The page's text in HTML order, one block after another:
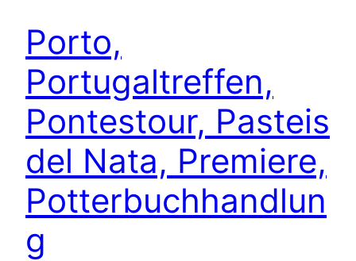
Porto,
Portugaltreffen,
Pontestour, Pasteis
del Nata, Premiere,
Potterbuchhandlun
g